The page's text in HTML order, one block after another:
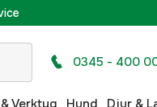
0345 - 400
Verktyg Hund Djur &